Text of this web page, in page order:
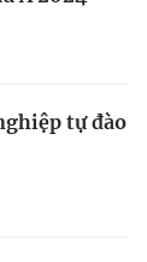
tự đào